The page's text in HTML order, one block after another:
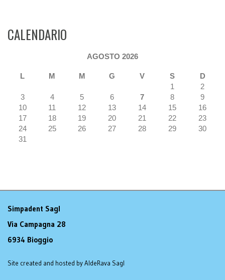
CALENDARIO
AGOSTO 2026
L M M G V S
D
1
2
3
4 5 6 7 8
9
10
11 12 13 14 15
16
17
18 19 20 21 22
23
24
25 26 27 28 29
30
31
Simpadent Sagl
Via Campagna 28
6934 Bioggio
Site created and hosted by AldeRava Sagl